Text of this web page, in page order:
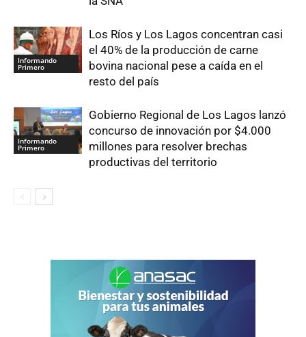
Informando
Primero
Los Ríos y Los Lagos concentran casi
el 40% de la producción de carne
bovina nacional pese a caída en el
resto del país
Informando
Primero
Gobierno Regional de Los Lagos lanzó
concurso de innovación por $4.000
millones para resolver brechas
productivas del territorio